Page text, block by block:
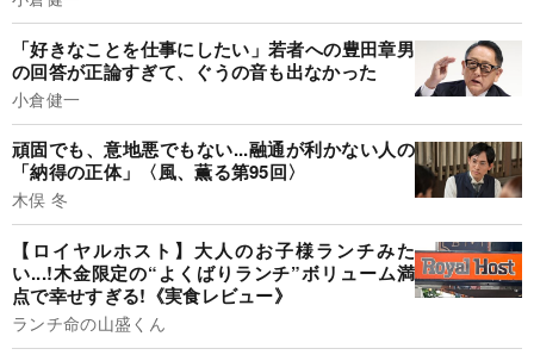
「好きなことを仕事にしたい」若者への豊田章男
の回答が正論すぎて、ぐうの音も出なかった
小倉健一
頑固でも、意地悪でもない...融通が利かない人の
「納得の正体」〈風、薫る第95回〉
木俣 冬
【ロイヤルホスト】大人のお子様ランチみた
い...!木金限定の“よくばりランチ”ボリューム満
点で幸せすぎる!《実食レビュー》
ランチ命の山盛くん